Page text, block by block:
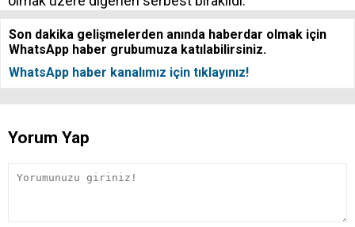
Son dakika gelişmelerden anında haberdar olmak için
WhatsApp haber grubumuza katılabilirsiniz.
WhatsApp haber kanalımız için tıklayınız!
Yorum Yap